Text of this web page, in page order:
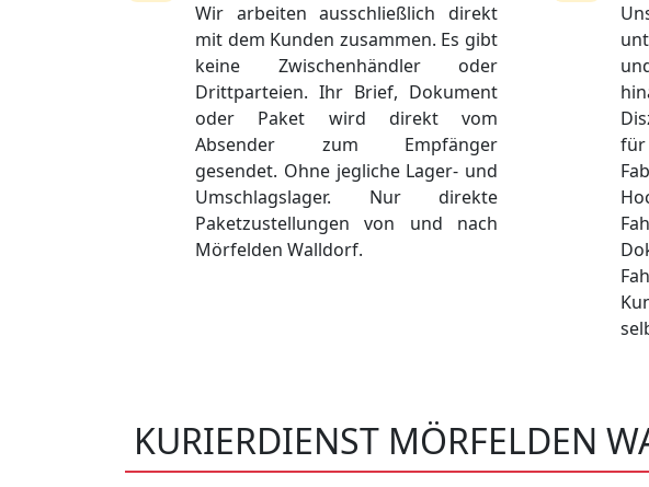
Wir arbeiten ausschließlich direkt
mit dem Kunden zusammen. Es gibt
keine Zwischenhändler oder
Drittparteien. Ihr Brief, Dokument
oder Paket wird direkt vom
Absender zum Empfänger
gesendet. Ohne jegliche Lager- und
Umschlagslager. Nur direkte
Paketzustellungen von und nach
Mörfelden Walldorf.
KURIERDIENST MÖRFELDEN